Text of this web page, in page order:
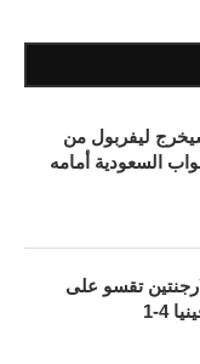
ليفربول من
السعودية أمامه
تقسو على
4-1